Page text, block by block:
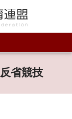
省競技